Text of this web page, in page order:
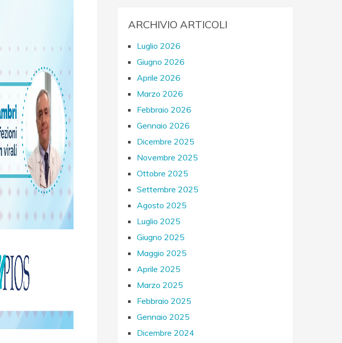
ARCHIVIO ARTICOLI
Luglio 2026
Giugno 2026
Aprile 2026
Marzo 2026
Febbraio 2026
Gennaio 2026
Dicembre 2025
Novembre 2025
Ottobre 2025
Settembre 2025
Agosto 2025
Luglio 2025
Giugno 2025
Maggio 2025
Aprile 2025
Marzo 2025
Febbraio 2025
Gennaio 2025
Dicembre 2024